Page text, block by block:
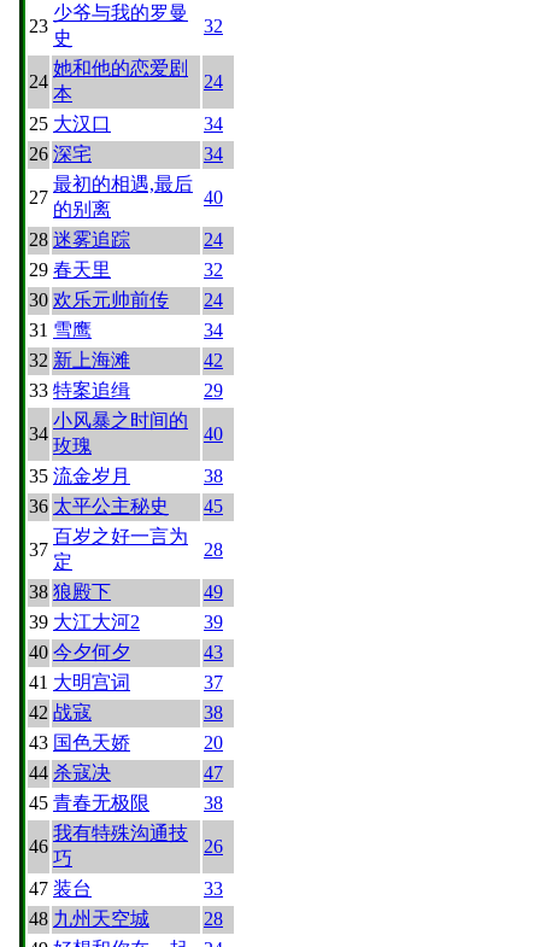
23
少爷与我的罗曼
史
32
24
她和他的恋爱剧
本
24
25 大汉口
34
26 深宅 34
27
最初的相遇,最后
的别离
40
28 迷雾追踪
24
29 春天里
32
30 欢乐元帅前传
24
31 雪鹰
34
32 新上海滩
42
33 特案追缉 29
34
小风暴之时间的
玫瑰
40
35 流金岁月
38
36 太平公主秘史 45
37
百岁之好一言为
定
28
38 狼殿下
49
39 大江大河2
39
40 今夕何夕
43
41 大明宫词
37
42 战寇
38
43 国色天娇
20
44 杀寇决
47
45 青春无极限 38
46
我有特殊沟通技
巧
26
47 装台
33
48 九州天空城
28